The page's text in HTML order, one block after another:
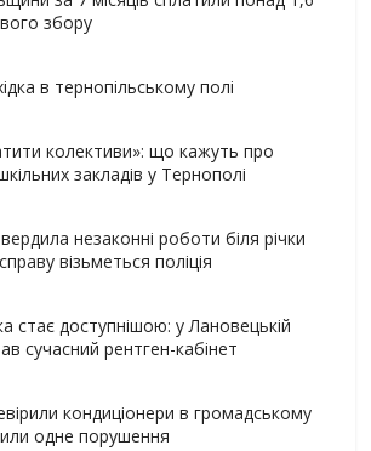
збору
в тернопільському полі
колективи»: що кажуть про
закладів у Тернополі
незаконні роботи біля річки
візьметься поліція
стає доступнішою: у Лановецькій
сучасний рентген-кабінет
кондиціонери в громадському
одне порушення